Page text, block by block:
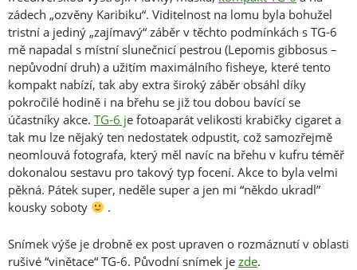
zádech „ozvěny Karibiku“. Viditelnost na lomu byla bohužel
tristní a jediný „zajímavý“ záběr v těchto podmínkách s TG-6
mě napadal s místní slunečnicí pestrou (Lepomis gibbosus –
nepůvodní druh) a užitím maximálního fisheye, které tento
kompakt nabízí, tak aby extra široký záběr obsáhl díky
pokročilé hodině i na břehu se již tou dobou bavící se
účastníky akce. TG-6 je fotoaparát velikosti krabičky cigaret a
tak mu lze nějaký ten nedostatek odpustit, což samozřejmě
neomlouvá fotografa, který měl navíc na břehu v kufru téměř
dokonalou sestavu pro takový typ focení. Akce to byla velmi
pěkná. Pátek super, neděle super a jen mi “někdo ukradl”
kousky soboty
.
Snímek výše je drobně ex post upraven o rozmáznutí v oblasti
rušivé “vinětace“ TG-6. Původní snímek je zde.